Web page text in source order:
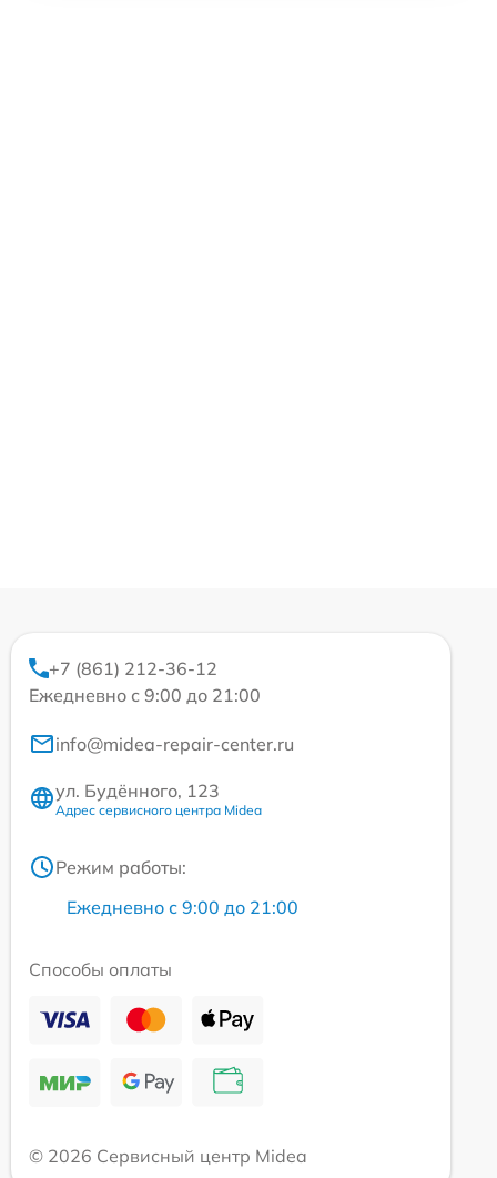
+7 (861) 212-36-12
Ежедневно с 9:00 до 21:00
info@midea-repair-center.ru
ул. Будённого, 123
Адрес сервисного центра Midea
Режим работы:
Ежедневно с 9:00 до 21:00
Способы оплаты
© 2026 Сервисный центр Midea